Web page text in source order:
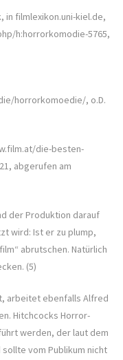
in filmlexikon.uni-kiel.de,
h:horrorkomodie-5765,
horrorkomoedie/, o.D.
die-besten-
abgerufen am
der Produktion darauf
wird: Ist er zu plump,
abrutschen. Natürlich
(5)
arbeitet ebenfalls Alfred
Hitchcocks Horror-
werden, der laut dem
vom Publikum nicht